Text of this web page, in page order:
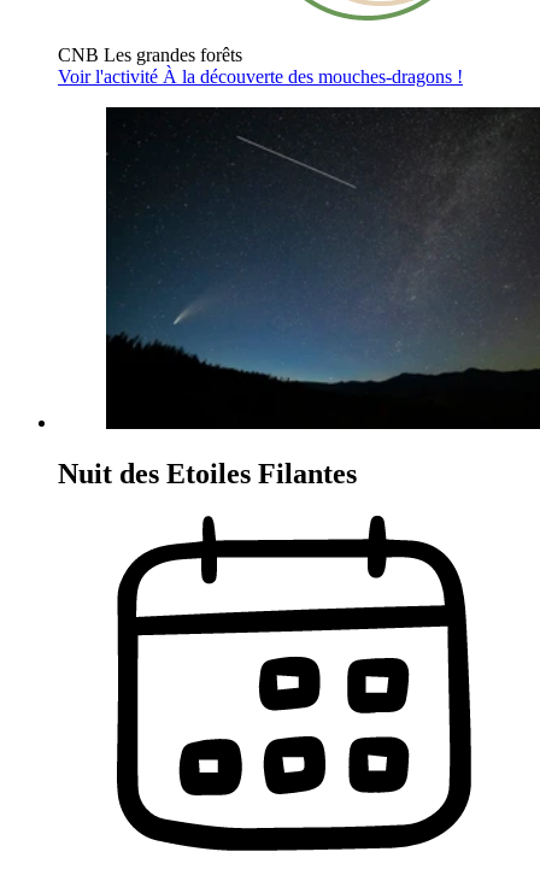
CNB Les grandes forêts
Voir l'activité À la découverte des mouches-dragons !
Nuit des Etoiles Filantes